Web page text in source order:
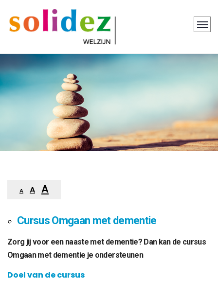
A A A
Cursus Omgaan met dementie
Zorg jij voor een naaste met dementie? Dan kan de cursus
Omgaan met dementie je ondersteunen
Doel van de cursus